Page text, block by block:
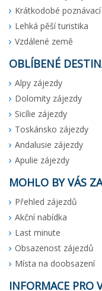
Krátkodobé poznávací
Lehká pěší turistika
Vzdálené země
OBLÍBENÉ
Alpy zájezdy
Dolomity zájezdy
Sicílie zájezdy
Toskánsko zájezdy
Andalusie zájezdy
Apulie zájezdy
MOHLO BY VÁS
Přehled zájezdů
Akční nabídka
Last minute
Obsazenost zájezdů
Místa na doobsazení
INFORMACE PRO